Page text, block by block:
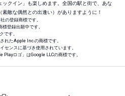
クイン」も楽しめます。全国の駅と街で、あな
敵な偶然との出逢い）がありますように！
の登録商標です。
標登録出願中です。
です。
れたApple Inc.の商標です。
センスに基づき使用されています。
Playロゴ」はGoogle LLCの商標です。